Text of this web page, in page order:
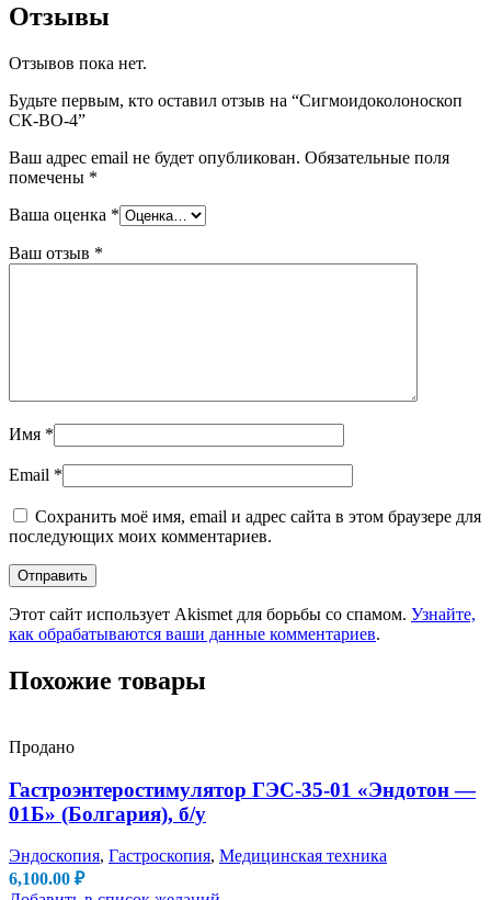
Отзывы
Отзывов пока нет.
Будьте первым, кто оставил отзыв на “Сигмоидоколоноскоп
СК-ВО-4”
Ваш адрес email не будет опубликован. Обязательные поля
помечены *
Ваша оценка *
Ваш отзыв *
Имя *
Email *
Сохранить моё имя, email и адрес сайта в этом браузере для
последующих моих комментариев.
Этот сайт использует Akismet для борьбы со спамом. Узнайте,
как обрабатываются ваши данные комментариев.
Похожие товары
Продано
Гастроэнтеростимулятор ГЭС-35-01 «Эндотон —
01Б» (Болгария), б/у
Эндоскопия, Гастроскопия, Медицинская техника
6,100.00 ₽